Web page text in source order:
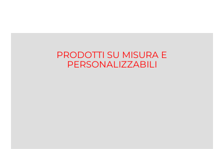
PRODOTTI SU MISURA E
PERSONALIZZABILI